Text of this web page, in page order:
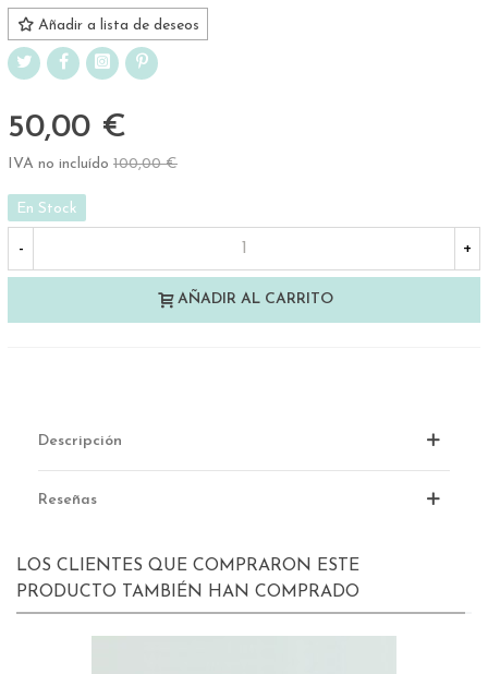
Añadir a lista de deseos
50,00 €
IVA no incluído 100,00 €
En Stock
- +
AÑADIR AL CARRITO
Descripción
Reseñas
LOS CLIENTES QUE COMPRARON ESTE
PRODUCTO TAMBIÉN HAN COMPRADO